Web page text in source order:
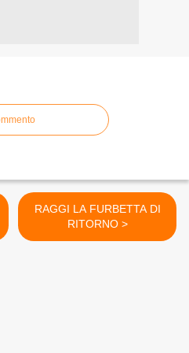
RAGGI LA FURBETTA DI
RITORNO >